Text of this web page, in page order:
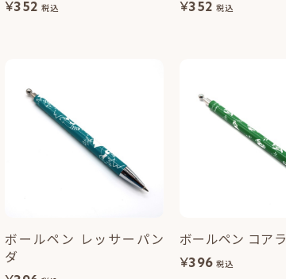
¥352 税込 ¥352 税込
ボールペン レッサーパン
ダ
ボールペン コアラ
¥396 税込